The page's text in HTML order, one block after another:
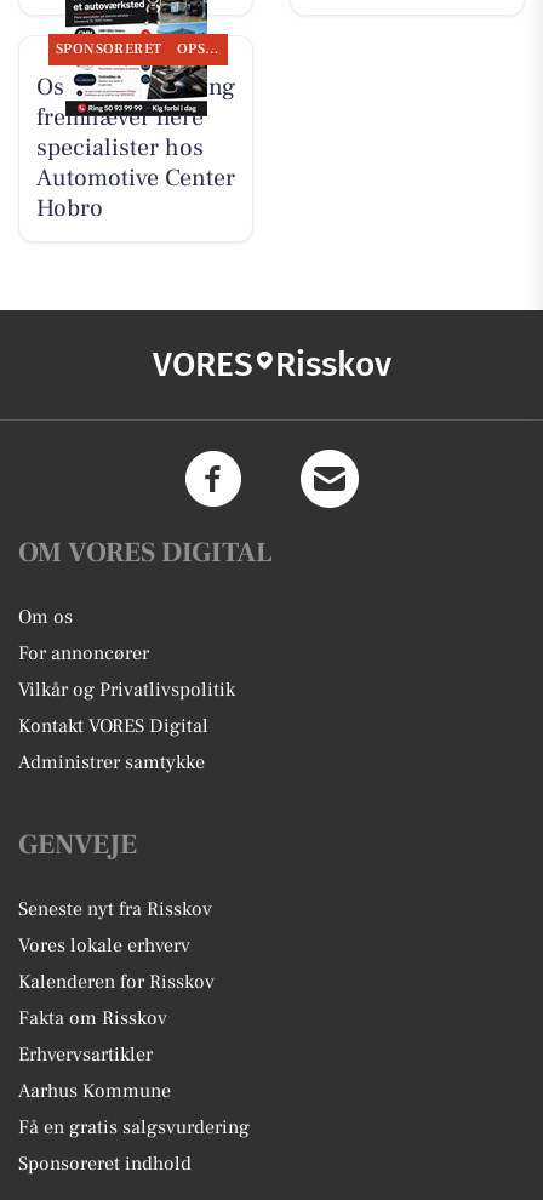
SPONSORERET OPSLAGSTAVLEN
Oscar Biludlejning
fremhæver flere
specialister hos
Automotive Center
Hobro
VORES Risskov
OM VORES DIGITAL
Om os
For annoncører
Vilkår og Privatlivspolitik
Kontakt VORES Digital
Administrer samtykke
GENVEJE
Seneste nyt fra Risskov
Vores lokale erhverv
Kalenderen for Risskov
Fakta om Risskov
Erhvervsartikler
Aarhus Kommune
Få en gratis salgsvurdering
Sponsoreret indhold